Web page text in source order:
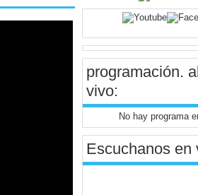
programación.
vivo:
No hay programa
Escuchanos en